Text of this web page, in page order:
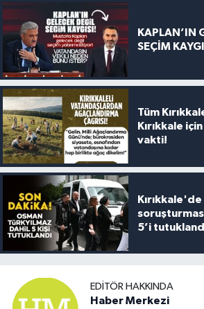
KAPLAN’IN
SEÇİM
Tüm
Kırıkkale
vakti!
5’i
EDITÖR HAKKINDA
Haber Merkezi